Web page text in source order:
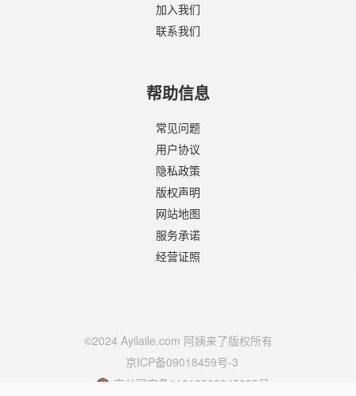
加入我们
联系我们
帮助信息
常见问题
用户协议
隐私政策
版权声明
网站地图
服务承诺
经营证照
©2024 Ayilaile.com 阿姨来了版权所有
京ICP备09018459号-3
京公网安备11010502045335号